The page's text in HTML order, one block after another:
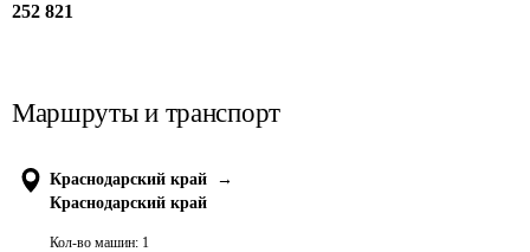
252 821
Маршруты и транспорт
Краснодарский край
→
Краснодарский край
Кол-во машин: 1